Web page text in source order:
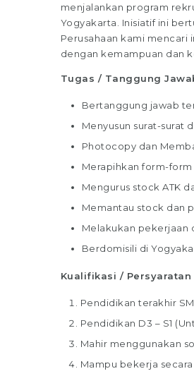
menjalankan program
Yogyakarta. Inisiatif ini
Perusahaan kami mencari
dengan kemampuan dan
Tugas / Tanggung
Bertanggung jawab
Menyusun surat-surat
Photocopy dan
Merapihkan form-
Mengurus stock ATK
Memantau stock dan
Melakukan pekerjaan
Berdomisili di
Kualifikasi / Persyaratan
Pendidikan terakhir
Pendidikan D3 – S1
Mahir menggunakan
Mampu bekerja